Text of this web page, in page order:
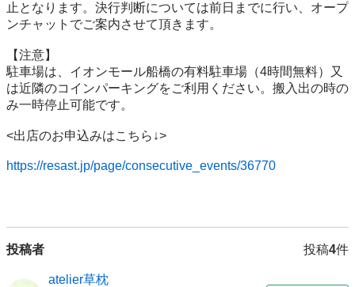
止となります。決行判断については前日までに行い、オープ
ンチャットでご案内させて頂きます。
【注意】
駐車場は、イオンモール船橋の有料駐車場（4時間無料）又
は近隣のコインパーキングをご利用ください。搬入出の時の
み一時停止可能です。
<出店のお申込みはこちら↓>
https://resast.jp/page/consecutive_events/36770
投稿者 投稿4件
atelier草枕